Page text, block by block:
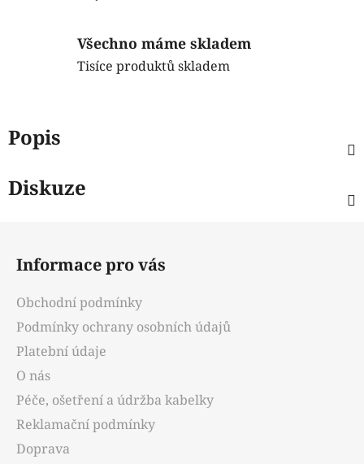
Všechno máme skladem
Tisíce produktů skladem
Popis
Diskuze
Informace pro vás
Obchodní podmínky
Podmínky ochrany osobních údajů
Platební údaje
O nás
Péče, ošetření a údržba kabelky
Reklamační podmínky
Doprava